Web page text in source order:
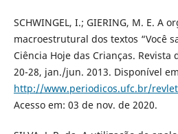
SCHWINGEL, I.; GIERING, M. E. A
macroestrutural dos textos “Você
Ciência Hoje das Crianças. Revista
20-28, jan./jun. 2013. Disponível
http://www.periodicos.ufc.br/
Acesso em: 03 de nov. de 2020.